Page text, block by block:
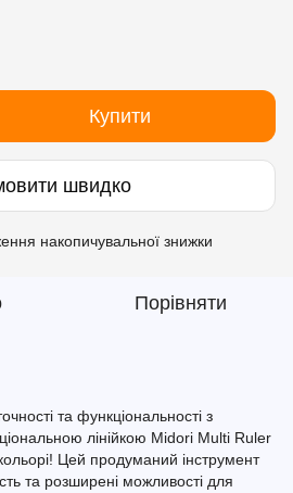
Купити
швидко
накопичувальної знижки
Порівняти
та функціональності з
лінійкою Midori Multi Ruler
Цей продуманий інструмент
та розширені можливості для